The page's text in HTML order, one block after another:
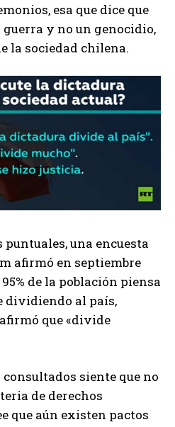
esa que dice que
y no un genocidio,
la sociedad chilena.
una encuesta
afirmó en septiembre
de la población piensa
dividiendo al país,
que «divide
consultados siente que no
de derechos
que aún existen pactos